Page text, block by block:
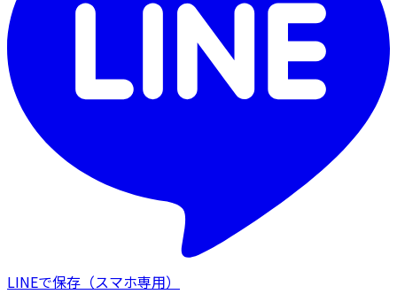
LINEで保存 （スマホ専用）